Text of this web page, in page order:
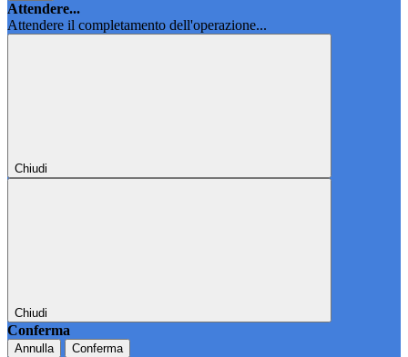
Attendere...
Attendere il completamento dell'operazione...
Chiudi
Chiudi
Conferma
Annulla Conferma